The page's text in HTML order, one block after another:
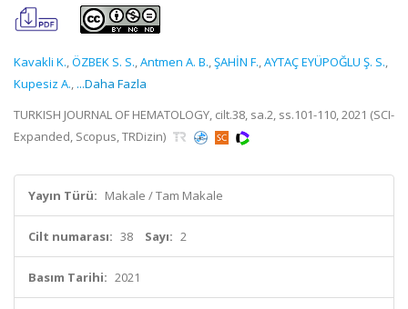
Kavakli K.,ÖZBEK S. S.,Antmen A. B.,ŞAHİN F.,AYTAÇ EYÜPOĞLU Ş. S.,
Kupesiz A., ...Daha Fazla
TURKISH JOURNAL OF HEMATOLOGY, cilt.38, sa.2, ss.101-110, 2021 (SCI-
Expanded, Scopus, TRDizin)
Yayın Türü: Makale / Tam Makale
Cilt numarası: 38 Sayı: 2
Basım Tarihi: 2021